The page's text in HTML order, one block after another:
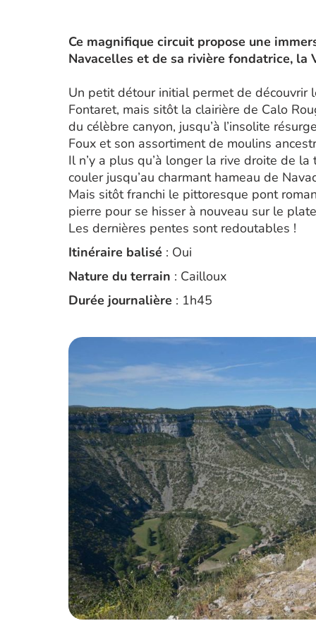
Ce magnifique circuit propose une
Navacelles et de sa rivière fondatrice, la
Un petit détour initial permet de découvrir
Fontaret, mais sitôt la clairière de Calo
du cé­lèbre canyon, jusqu’à l’insolite
Foux et son assortiment de moulins
Il n’y a plus qu’à longer la rive droite de
couler jusqu’au charmant hameau de
Mais sitôt franchi le pittoresque pont
pierre pour se hisser à nouveau sur le
Les dernières pentes sont redoutables !
Itinéraire balisé : Oui
Nature du terrain : Cailloux
Durée journalière : 1h45